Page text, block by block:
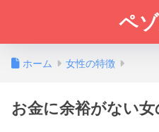
ペ
ホーム 女性の特徴
お金に余裕がない女